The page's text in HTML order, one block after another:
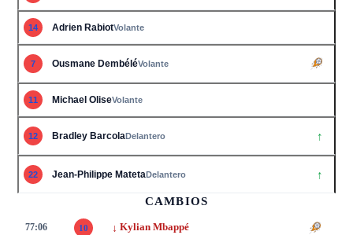
14 Adrien RabiotVolante
7 Ousmane DembéléVolante
11 Michael OliseVolante
12 Bradley BarcolaDelantero ↑
22 Jean-Philippe MatetaDelantero ↑
CAMBIOS
77:06 10 ↓ Kylian Mbappé